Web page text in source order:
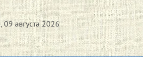
09 августа 2026